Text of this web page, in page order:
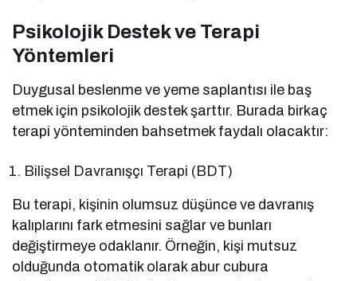
Psikolojik Destek ve Terapi
Yöntemleri
Duygusal beslenme ve yeme saplantısı ile baş
etmek için psikolojik destek şarttır. Burada birkaç
terapi yönteminden bahsetmek faydalı olacaktır:
Bilişsel Davranışçı Terapi (BDT)
Bu terapi, kişinin olumsuz düşünce ve davranış
kalıplarını fark etmesini sağlar ve bunları
değiştirmeye odaklanır. Örneğin, kişi mutsuz
olduğunda otomatik olarak abur cubura